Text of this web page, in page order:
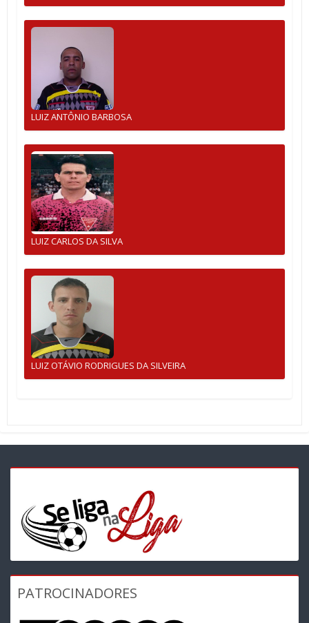
LUIZ ANTÔNIO BARBOSA
LUIZ CARLOS DA SILVA
LUIZ OTÁVIO RODRIGUES DA SILVEIRA
PATROCINADORES